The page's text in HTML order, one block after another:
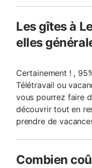
Les gîtes à
elles
Certainement ! ,
Télétravail ou
vous pourrez faire
découvrir tout en
prendre de
Combien